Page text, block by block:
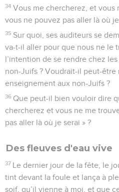
34 Vous me chercherez, et vous
vous ne pouvez pas aller là où je
35 Sur quoi, ses auditeurs se
va-t-il aller pour que nous ne le
l’intention de se rendre chez
non-Juifs ? Voudrait-il peut-être
enseignement aux non-Juifs ?
36 Que peut-il bien vouloir dire
chercherez et vous ne me
pas aller là où je serai » ?
Des fleuves d'eau vive
37 Le dernier jour de la fête, le
tint devant la foule et lança à
soif, qu’il vienne à moi, et que